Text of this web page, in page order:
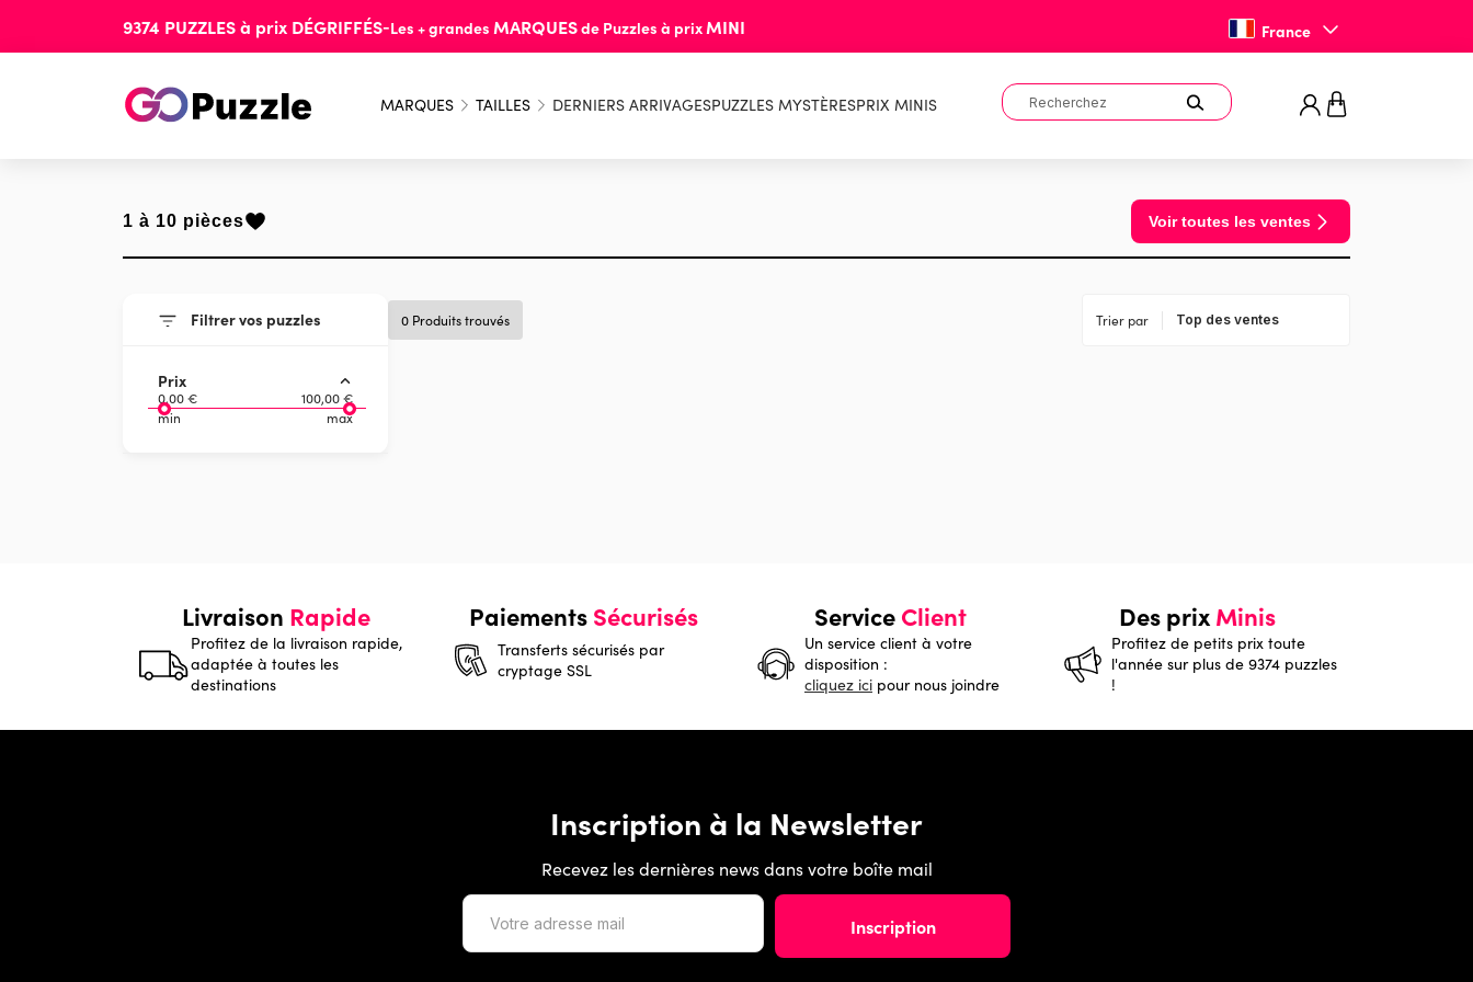
9374 PUZZLESà prix DÉGRIFFÉS-Les + grandes MARQUESde Puzzles à prix MINI France
MARQUES TAILLES DERNIERS ARRIVAGESPUZZLES MYSTÈRESPRIX MINIS
1 à 10 pièces Voir toutes les ventes
0 Produits trouvés Trier par
Filtrer vos puzzles
Prix
0,00 €
100,00 €
min
max
Livraison Rapide
Profitez de la livraison rapide,
adaptée à toutes les
destinations
PaiementsSécurisés
Transferts sécurisés par
cryptage SSL
ServiceClient
Un service client à votre
disposition :
cliquez ici pour nous joindre
Des prixMinis
Profitez de petits prix toute
l'année sur plus de 9374 puzzles
!
Inscription à la Newsletter
Recevez les dernières news dans votre boîte mail